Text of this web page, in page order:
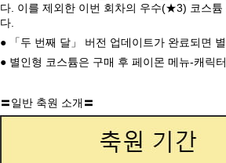
다. 이를 제외한 이번 회차의 우수(★3) 코스
다.
● 「두 번째 달」 버전 업데이트가 완료되면
● 별인형 코스튬은 구매 후 페이몬 메뉴-캐릭
〓일반 축원 소개〓